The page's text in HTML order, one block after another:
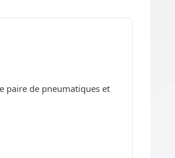
paire de pneumatiques et